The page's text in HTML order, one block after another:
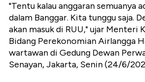
"Tentu kalau anggaran semuanya
dalam Banggar. Kita tunggu saja.
akan masuk di RUU," ujar Menteri
Bidang Perekonomian Airlangga
wartawan di Gedung Dewan
Senayan, Jakarta, Senin (24/6/